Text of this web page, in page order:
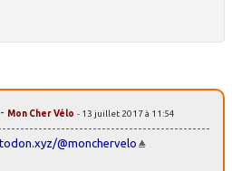
- Mon Cher Vélo - 13 juillet 2017 à 11:54
@monchervelo